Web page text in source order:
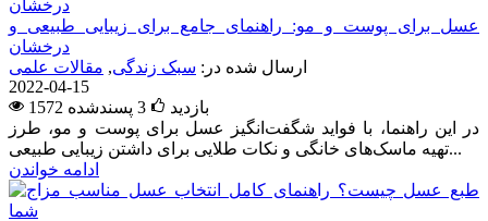
عسل برای پوست و مو: راهنمای جامع برای زیبایی طبیعی و
درخشان
ارسال شده در: سبک زندگی, مقالات علمی
2022-04-15
1572 بازدید
3 پسندشده
در این راهنما، با فواید شگفت‌انگیز عسل برای پوست و مو، طرز
تهیه ماسک‌های خانگی و نکات طلایی برای داشتن زیبایی طبیعی...
ادامه خواندن